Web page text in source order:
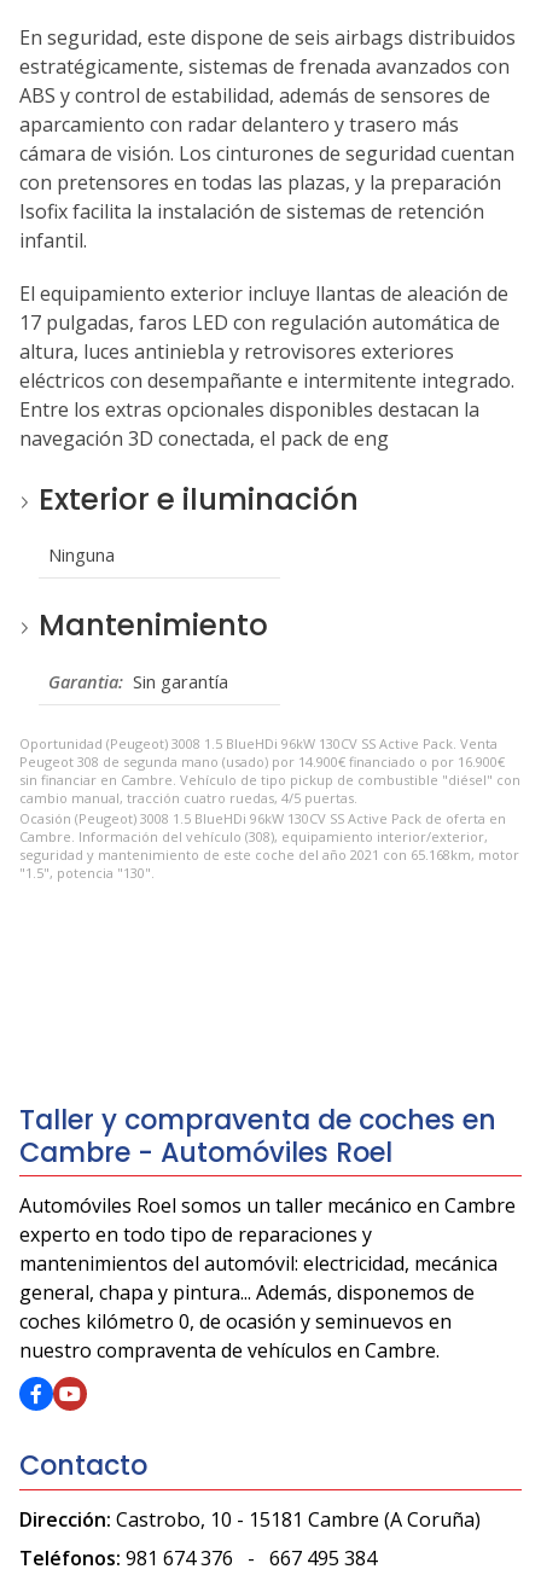
En seguridad, este dispone de seis airbags distribuidos
estratégicamente, sistemas de frenada avanzados con
ABS y control de estabilidad, además de sensores de
aparcamiento con radar delantero y trasero más
cámara de visión. Los cinturones de seguridad cuentan
con pretensores en todas las plazas, y la preparación
Isofix facilita la instalación de sistemas de retención
infantil.
El equipamiento exterior incluye llantas de aleación de
17 pulgadas, faros LED con regulación automática de
altura, luces antiniebla y retrovisores exteriores
eléctricos con desempañante e intermitente integrado.
Entre los extras opcionales disponibles destacan la
navegación 3D conectada, el pack de eng
Exterior e iluminación
Ninguna
Mantenimiento
Garantia: Sin garantía
Oportunidad (Peugeot) 3008 1.5 BlueHDi 96kW 130CV SS Active Pack. Venta
Peugeot 308 de segunda mano (usado) por 14.900€ financiado o por 16.900€
sin financiar en Cambre. Vehículo de tipo pickup de combustible "diésel" con
cambio manual, tracción cuatro ruedas, 4/5 puertas.
Ocasión (Peugeot) 3008 1.5 BlueHDi 96kW 130CV SS Active Pack de oferta en
Cambre. Información del vehículo (308), equipamiento interior/exterior,
seguridad y mantenimiento de este coche del año 2021 con 65.168km, motor
"1.5", potencia "130".
Taller y compraventa de coches en
Cambre - Automóviles Roel
Automóviles Roel somos un taller mecánico en Cambre
experto en todo tipo de reparaciones y
mantenimientos del automóvil: electricidad, mecánica
general, chapa y pintura... Además, disponemos de
coches kilómetro 0, de ocasión y seminuevos en
nuestro compraventa de vehículos en Cambre.
Contacto
Dirección: Castrobo, 10 - 15181 Cambre (A Coruña)
Teléfonos: 981 674 376 - 667 495 384